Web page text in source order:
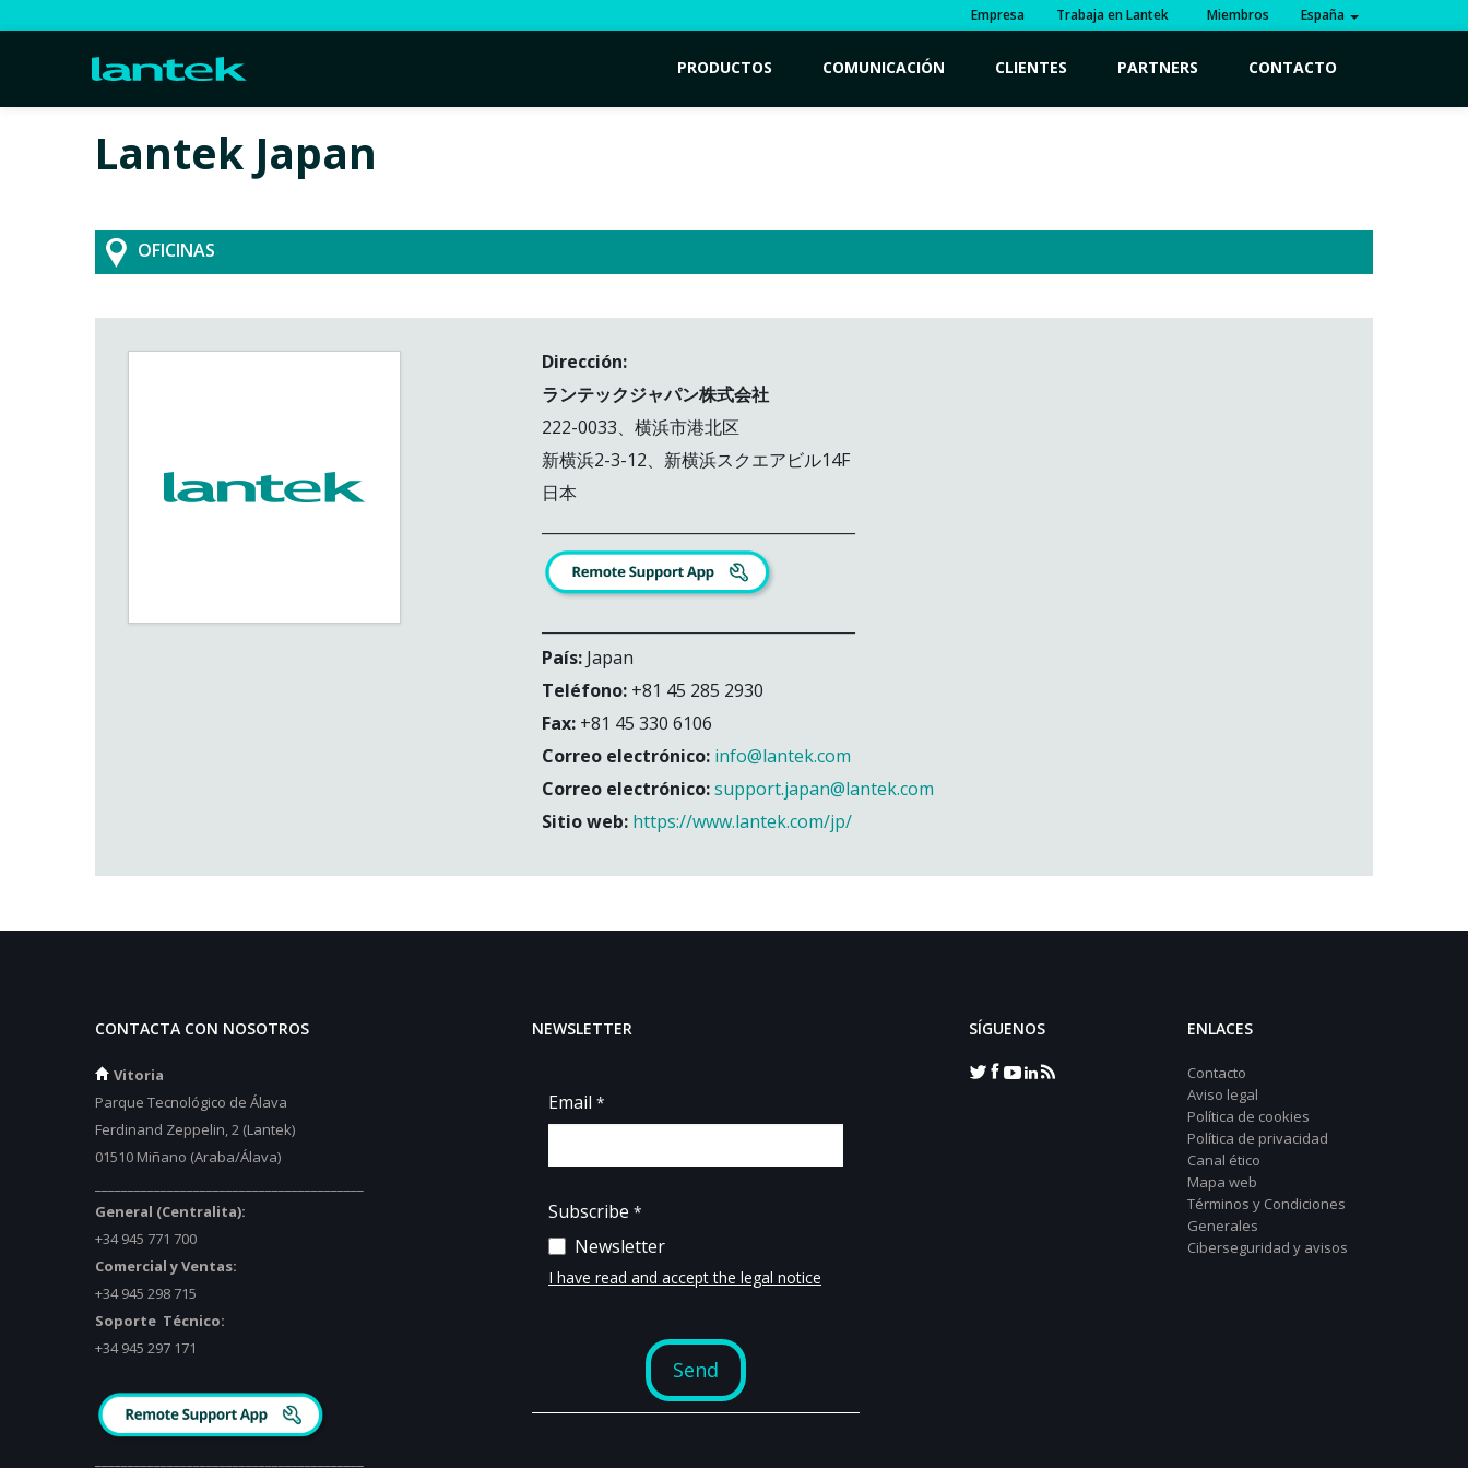
Empresa Trabaja en Lantek Miembros España
PRODUCTOS COMUNICACIÓN CLIENTES PARTNERS CONTACTO
Lantek Japan
OFICINAS
Dirección:
ランテックジャパン株式会社
222-0033、横浜市港北区
新横浜2-3-12、新横浜スクエアビル14F
日本
País: Japan
Teléfono: +81 45 285 2930
Fax: +81 45 330 6106
Correo electrónico: info@lantek.com
Correo electrónico:support.japan@lantek.com
Sitio web: https://www.lantek.com/jp/
CONTACTA CON NOSOTROS
Vitoria
Parque Tecnológico de Álava
Ferdinand Zeppelin, 2 (Lantek)
01510 Miñano (Araba/Álava)
General (Centralita):
+34 945 771 700
Comercial y Ventas:
+34 945 298 715
Soporte Técnico:
+34 945 297 171
NEWSLETTER SÍGUENOS ENLACES
Contacto
Aviso legal
Política de cookies
Política de privacidad
Canal ético
Mapa web
Términos y Condiciones
Generales
Ciberseguridad y avisos